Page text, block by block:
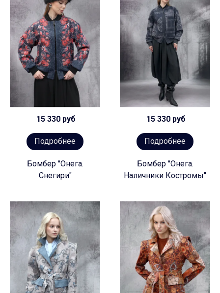
15 330 руб
Подробнее
Бомбер "Онега.
Снегири"
15 330 руб
Подробнее
Бомбер "Онега.
Наличники Костромы"